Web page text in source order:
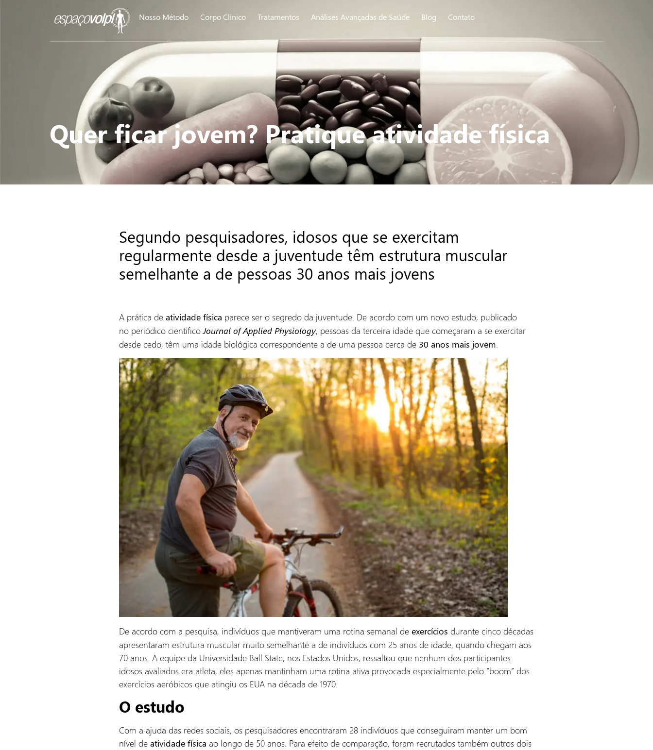
Nosso Método Corpo Clínico Tratamentos Análises Avançadas de Saúde Blog Contato
Quer ficar jovem? Pratique atividade física
Segundo pesquisadores, idosos que se exercitam
regularmente desde a juventude têm estrutura muscular
semelhante a de pessoas 30 anos mais jovens
A prática de atividade física parece ser o segredo da juventude. De acordo com um novo estudo, publicado
no periódico cientificoJournal of Applied Physiology, pessoas da terceira idade que começaram a se exercitar
desde cedo, têm uma idade biológica correspondente a de uma pessoa cerca de 30 anos mais jovem.
De acordo com a pesquisa, indivíduos que mantiveram uma rotina semanal de exercícios durante cinco décadas
apresentaram estrutura muscular muito semelhante a de indivíduos com 25 anos de idade, quando chegam aos
70 anos. A equipe da Universidade Ball State, nos Estados Unidos, ressaltou que nenhum dos participantes
idosos avaliados era atleta, eles apenas mantinham uma rotina ativa provocada especialmente pelo “boom” dos
exercícios aeróbicos que atingiu os EUA na década de 1970.
O estudo
Com a ajuda das redes sociais, os pesquisadores encontraram 28 indivíduos que conseguiram manter um bom
nível de atividade física ao longo de 50 anos. Para efeito de comparação, foram recrutados também outros dois